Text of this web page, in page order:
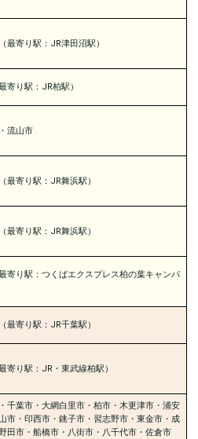
最寄り駅：JR津田沼駅）
寄り駅：JR柏駅）
流山市
最寄り駅：JR舞浜駅）
最寄り駅：JR舞浜駅）
寄り駅：つくばエクスプレス柏の葉キャンパ
最寄り駅：JR千葉駅）
寄り駅：JR・東武線柏駅）
千葉市・大網白里市・柏市・木更津市・浦安
市・印西市・銚子市・習志野市・東金市・成
田市・船橋市・八街市・八千代市・佐倉市